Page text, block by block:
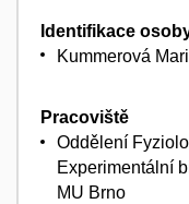
Identifikace
Kummerová
Pracoviště
Oddělení
Experimentální
MU Brno